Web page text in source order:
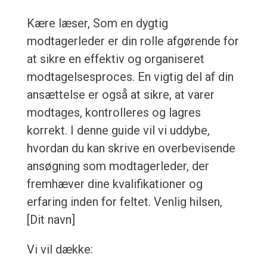
Kære læser, Som en dygtig
modtagerleder er din rolle afgørende for
at sikre en effektiv og organiseret
modtagelsesproces. En vigtig del af din
ansættelse er også at sikre, at varer
modtages, kontrolleres og lagres
korrekt. I denne guide vil vi uddybe,
hvordan du kan skrive en overbevisende
ansøgning som modtagerleder, der
fremhæver dine kvalifikationer og
erfaring inden for feltet. Venlig hilsen,
[Dit navn]
Vi vil dække: